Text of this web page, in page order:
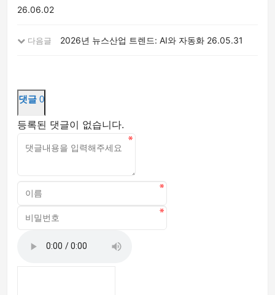
26.06.02
다음글 2026년 뉴스산업 트렌드: AI와 자동화 26.05.31
댓글 0
등록된 댓글이 없습니다.